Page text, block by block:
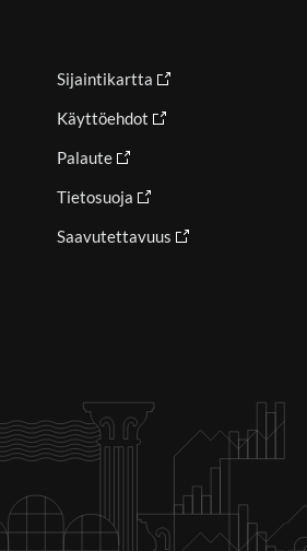
Sijaintikartta
Käyttöehdot
Palaute
Tietosuoja
Saavutettavuus